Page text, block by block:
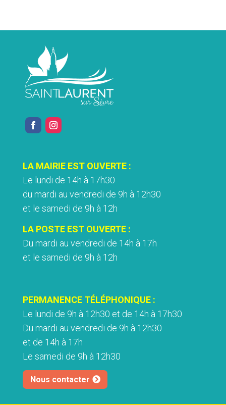
LA MAIRIE EST OUVERTE :
Le lundi de 14h à 17h30
du mardi au vendredi de 9h à 12h30
et le samedi de 9h à 12h
LA POSTE EST OUVERTE :
Du mardi au vendredi de 14h à 17h
et le samedi de 9h à 12h
PERMANENCE TÉLÉPHONIQUE :
Le lundi de 9h à 12h30 et de 14h à 17h30
Du mardi au vendredi de 9h à 12h30
et de 14h à 17h
Le samedi de 9h à 12h30
Nous contacter